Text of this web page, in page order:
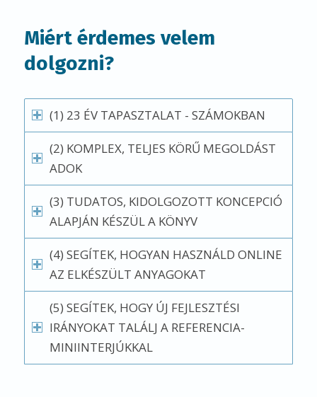
Miért érdemes velem
dolgozni?
(1) 23 ÉV TAPASZTALAT - SZÁMOKBAN
(2) KOMPLEX, TELJES KÖRŰ MEGOLDÁST
ADOK
(3) TUDATOS, KIDOLGOZOTT KONCEPCIÓ
ALAPJÁN KÉSZÜL A KÖNYV
(4) SEGÍTEK, HOGYAN HASZNÁLD ONLINE
AZ ELKÉSZÜLT ANYAGOKAT
(5) SEGÍTEK, HOGY ÚJ FEJLESZTÉSI
IRÁNYOKAT TALÁLJ A REFERENCIA-
MINIINTERJÚKKAL